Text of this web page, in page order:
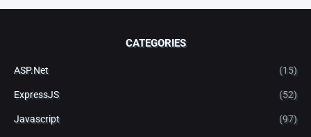
CATEGORIES
ASP.Net (15)
ExpressJS (52)
Javascript (97)